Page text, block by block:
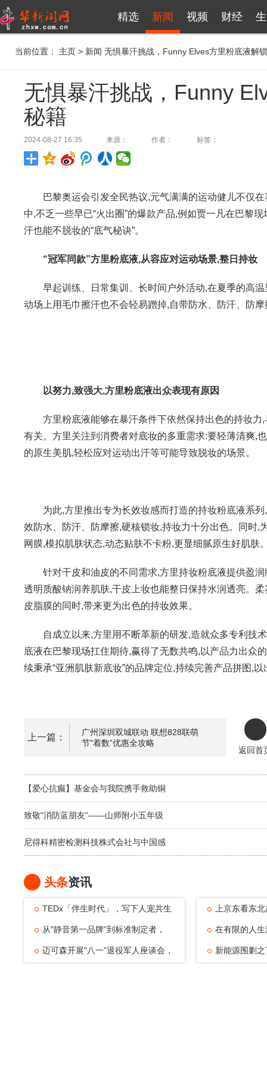
精选 新闻 视频 财经
当前位置： 主页 > 新闻 无惧暴汗挑战，Funny Elves方里粉底液解
无惧暴汗挑战，Funny
秘籍
2024-08-27 16:35 来源： 作者： 标签：
巴黎奥运会引发全民热议,元气满满的运动健儿不仅
中,不乏一些早已“火出圈”的爆款产品,例如贾一凡在巴黎
汗也能不脱妆的“底气秘诀”。
“冠军同款”方里粉底液,从容应对运动场景,整日持妆
早起训练、日常集训、长时间户外活动,在夏季的高
动场上用毛巾擦汗也不会轻易蹭掉,自带防水、防汗、防
以努力,致强大,方里粉底液出众表现有原因
方里粉底液能够在暴汗条件下依然保持出色的持妆
有关。方里关注到消费者对底妆的多重需求:要轻薄清爽,
的原生美肌,轻松应对运动出汗等可能导致脱妆的场景。
为此,方里推出专为长效妆感而打造的持妆粉底液系
效防水、防汗、防摩擦,硬核锁妆,持妆力十分出色。同时
网膜,模拟肌肤状态,动态贴肤不卡粉,更显细腻原生好肌肤
针对干皮和油皮的不同需求,方里持妆粉底液提供盈
透明质酸钠润养肌肤,干皮上妆也能整日保持水润透亮。
皮脂膜的同时,带来更为出色的持妆效果。
自成立以来,方里用不断革新的研发,造就众多专利技
底液在巴黎现场扛住期待,赢得了无数共鸣,以产品力出众
续秉承“亚洲肌肤新底妆”的品牌定位,持续完善产品拼图,
上一篇：
广州深圳双城联动 联想828联萌
节"着数”优惠全攻略
返回首
【爱心抗癫】基金会与我院携手救助铜
致敬"消防蓝朋友”——山师附小五年级
尼得科精密检测科技株式会社与中国感
头条资讯
TEDx「伴生时代」，写下人宠共生
的温暖注脚
从"静音第一品牌”到标准制定者，
TATA木门四
迈可森开展"八一”退役军人座谈会，
上京东看东
动，观赛
在有限的人
可能——浅
新能源围剿